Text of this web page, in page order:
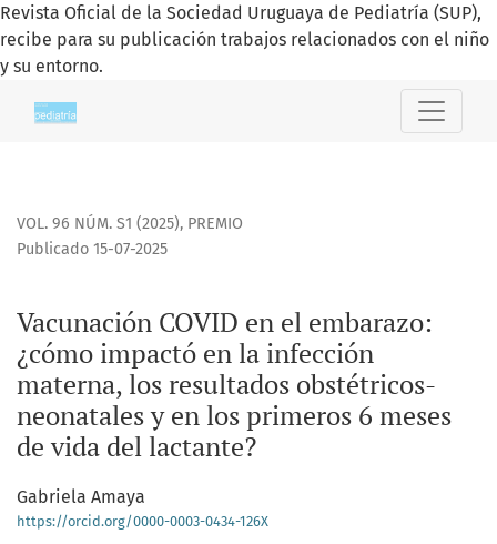
Revista Oficial de la Sociedad Uruguaya de Pediatría (SUP),
recibe para su publicación trabajos relacionados con el niño
y su entorno.
VOL. 96 NÚM. S1 (2025), PREMIO
Vacunación COVID en el embarazo:
¿cómo impactó en la infección
materna, los resultados obstétricos-
neonatales y en los primeros 6 meses
de vida del lactante?
Publicado 15-07-2025
Gabriela Amaya
https://orcid.org/0000-0003-0434-126X